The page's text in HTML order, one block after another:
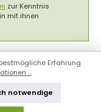
zur Kenntnis
mit ihnen
Erfahrung
...
notwendige